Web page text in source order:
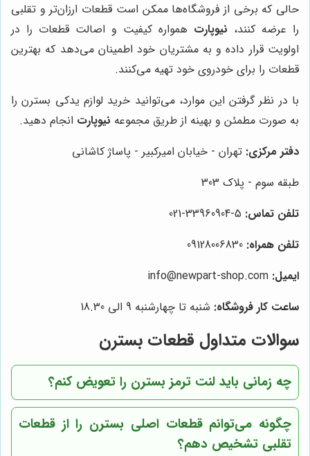
حالی که برخی از فروشگاه‌ها ممکن است قطعات ارزان‌تر و تقلبی
را عرضه کنند، نیوپارت همواره کیفیت و اصالت قطعات را در
اولویت قرار داده و به مشتریان خود اطمینان می‌دهد که بهترین
قطعات را برای خودروی خود تهیه می‌کنند.
با در نظر گرفتن این موارد، می‌توانید خرید لوازم یدکی بسترن را
به صورت مطمئن و بهینه از طریق مجموعه نیوپارت انجام دهید.
دفتر مرکزی: تهران - خیابان امیرکبیر - پاساژ کاشانی
طبقه سوم - پلاک 303
تلفن تماس:
تلفن همراه:
ایمیل:
ساعت کار فروشگاه: شنبه تا چهارشنبه 9 الی 18.30
سوالات متداول قطعات بسترن
چه زمانی باید لنت ترمز بسترن را تعویض کنم؟
چگونه می‌توانم قطعات اصلی بسترن را از قطعات
تقلبی تشخیص دهم؟